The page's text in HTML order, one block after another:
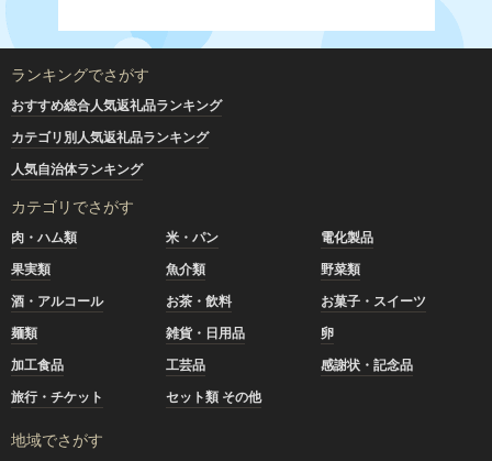
ランキングでさがす
おすすめ総合人気返礼品ランキング
カテゴリ別人気返礼品ランキング
人気自治体ランキング
カテゴリでさがす
肉・ハム類 米・パン
電化製品
果実類
魚介類
野菜類
酒・アルコール
お茶・飲料
お菓子・スイーツ
麺類
雑貨・日用品
卵
加工食品
工芸品
感謝状・記念品
旅行・チケット
セット類 その他
地域でさがす